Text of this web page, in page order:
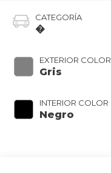
CATEGORÍA
�
EXTERIOR COLOR
Gris
INTERIOR COLOR
Negro